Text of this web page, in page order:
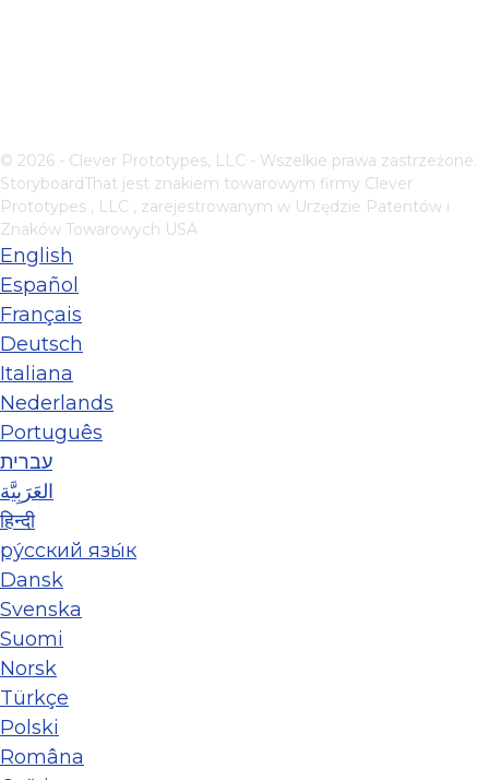
© 2026 - Clever Prototypes, LLC - Wszelkie prawa zastrzeżone.
StoryboardThat jest znakiem towarowym firmy Clever
Prototypes , LLC , zarejestrowanym w Urzędzie Patentów i
Znaków Towarowych USA
English
Español
Français
Deutsch
Italiana
Nederlands
Português
עברית
العَرَبِيَّة
हिन्दी
ру́сский язы́к
Dansk
Svenska
Suomi
Norsk
Türkçe
Polski
Româna